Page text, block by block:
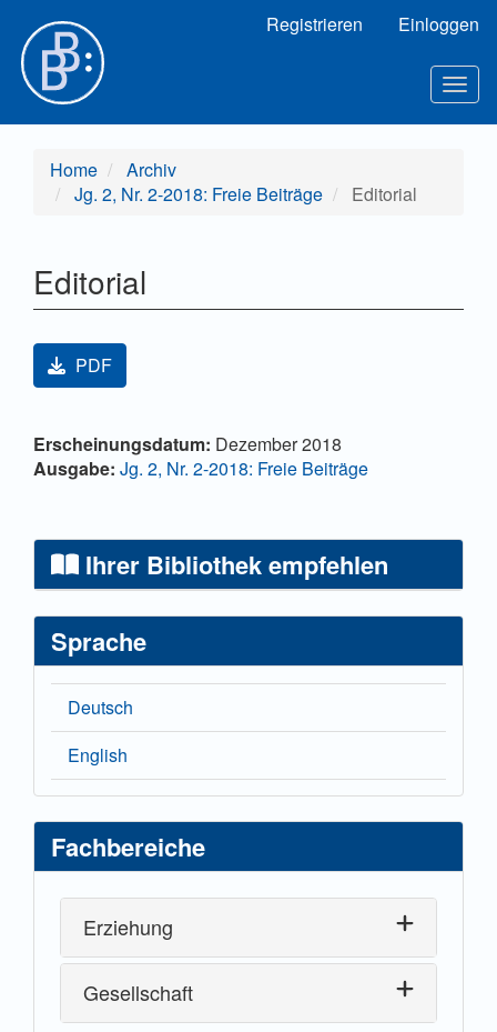
Hauptinhalt
Sidebar
Registrieren Einloggen
Home
Archiv
Jg. 2, Nr. 2-2018: Freie Beiträge
Editorial
Editorial
Artikel-Sidebar
PDF
Hauptsächlicher Artikelinhalt
Artikel-Details
Erscheinungsdatum: Dezember 2018
Ausgabe: Jg. 2, Nr. 2-2018: Freie Beiträge
Ihrer Bibliothek empfehlen
Sprache
Deutsch
English
Fachbereiche
Erziehung
Gesellschaft